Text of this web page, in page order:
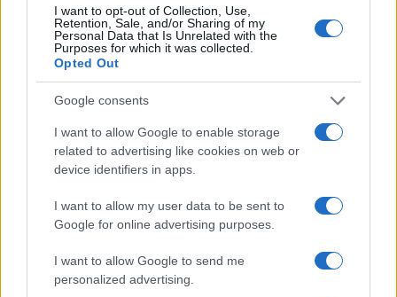
I want to opt-out of Collection, Use,
Retention, Sale, and/or Sharing of my
Personal Data that Is Unrelated with the
Purposes for which it was collected.
Opted Out
Google consents
I want to allow Google to enable storage
related to advertising like cookies on web or
device identifiers in apps.
I want to allow my user data to be sent to
Google for online advertising purposes.
I want to allow Google to send me
personalized advertising.
közben figyeljenek az érzelmeikre, s ez alapján
alkossanak bármit. Így is történt.
Mi a jövő? Hogyan tovább?
Több hasonló kiállítást tervezek még, sőt vannak új
ötleteim is. A képek, az alkotások megvásárolhatók. Ez is
bátorságomat, s elküldöm majd a verseimet
folyóiratokhoz is.